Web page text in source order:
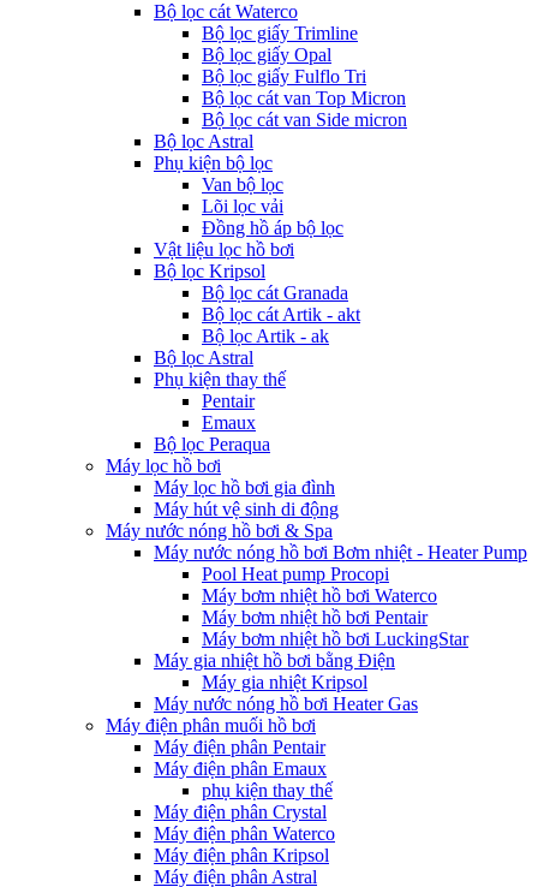
Bộ lọc cát Waterco
Bộ lọc giấy Trimline
Bộ lọc giấy Opal
Bộ lọc giấy Fulflo Tri
Bộ lọc cát van Top Micron
Bộ lọc cát van Side micron
Bộ lọc Astral
Phụ kiện bộ lọc
Van bộ lọc
Lõi lọc vải
Đồng hồ áp bộ lọc
Vật liệu lọc hồ bơi
Bộ lọc Kripsol
Bộ lọc cát Granada
Bộ lọc cát Artik - akt
Bộ lọc Artik - ak
Bộ lọc Astral
Phụ kiện thay thế
Pentair
Emaux
Bộ lọc Peraqua
Máy lọc hồ bơi
Máy lọc hồ bơi gia đình
Máy hút vệ sinh di động
Máy nước nóng hồ bơi & Spa
Máy nước nóng hồ bơi Bơm nhiệt - Heater Pump
Pool Heat pump Procopi
Máy bơm nhiệt hồ bơi Waterco
Máy bơm nhiệt hồ bơi Pentair
Máy bơm nhiệt hồ bơi LuckingStar
Máy gia nhiệt hồ bơi bằng Điện
Máy gia nhiệt Kripsol
Máy nước nóng hồ bơi Heater Gas
Máy điện phân muối hồ bơi
Máy điện phân Pentair
Máy điện phân Emaux
phụ kiện thay thế
Máy điện phân Crystal
Máy điện phân Waterco
Máy điện phân Kripsol
Máy điện phân Astral